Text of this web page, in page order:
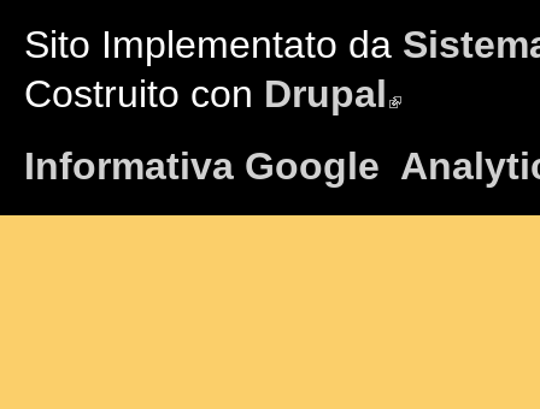
Sito Implementato da
Costruito con Drupal
Informativa Google